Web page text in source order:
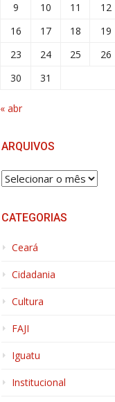
9
10 11 12
16
17 18 19
23
24 25 26
30
31
« abr
ARQUIVOS
ARQUIVOS
CATEGORIAS
Ceará
Cidadania
Cultura
FAJI
Iguatu
Institucional